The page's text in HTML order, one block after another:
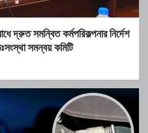
দ্রুত সমন্বিত কর্মপরিকল্পনার নির্দেশ
সমন্বয় কমিটি